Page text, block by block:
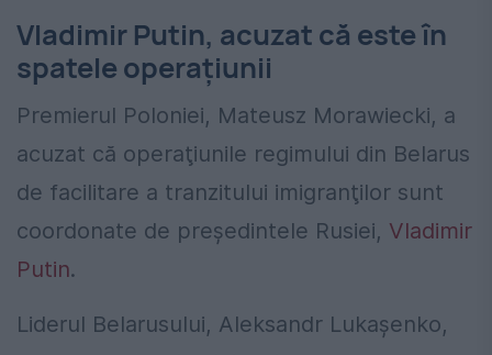
Vladimir Putin, acuzat că este în
spatele operațiunii
Premierul Poloniei, Mateusz Morawiecki, a
acuzat că operaţiunile regimului din Belarus
de facilitare a tranzitului imigranţilor sunt
coordonate de preşedintele Rusiei, Vladimir
Putin.
Liderul Belarusului, Aleksandr Lukaşenko,